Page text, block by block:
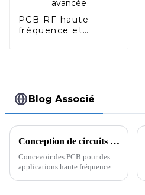
PCB RF haute
fréquence et
Blog Associé
Conception de circuits imprimés haute fréquence : conseils d'experts et meilleures pratiques
Concevoir des PCB pour des
applications haute fréquence